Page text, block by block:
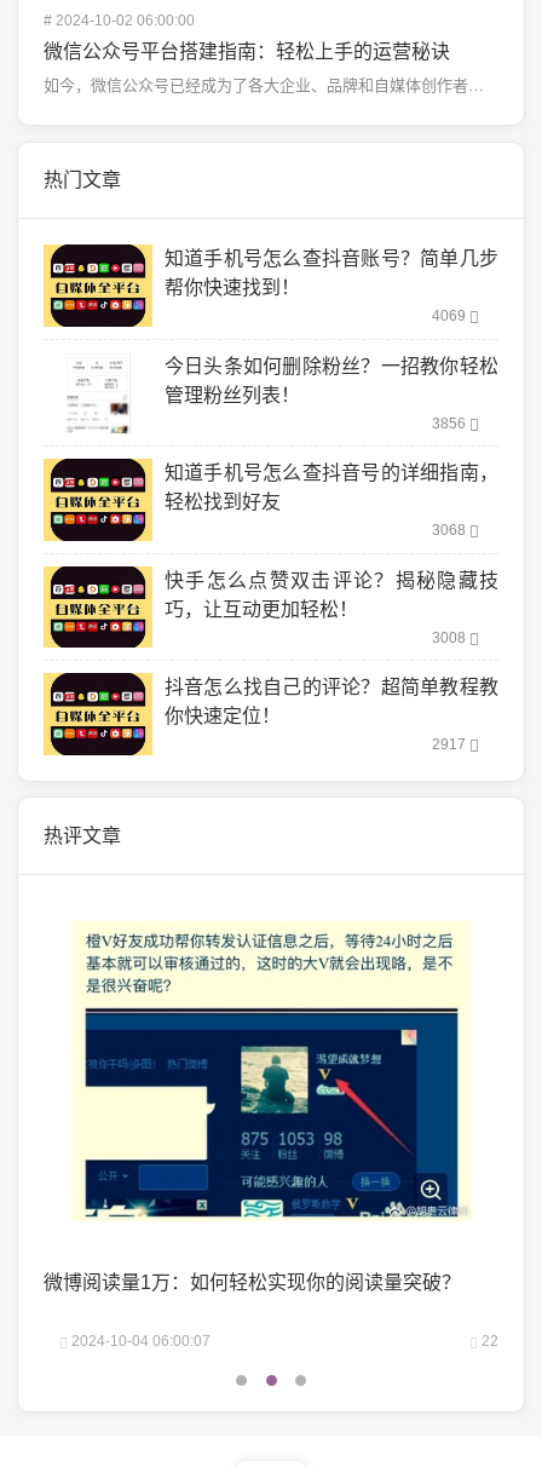
# 2024-10-02 06:00:00
微信公众号平台搭建指南：轻松上手的运营秘诀
如今，微信公众号已经成为了各大企业、品牌和自媒体创作者的重要推广渠道。微信拥有庞大的用户群体，微信公...
热门文章
知道手机号怎么查抖音账号？简单几步
帮你快速找到！
4069
今日头条如何删除粉丝？一招教你轻松
管理粉丝列表！
3856
知道手机号怎么查抖音号的详细指南，
轻松找到好友
3068
快手怎么点赞双击评论？揭秘隐藏技
巧，让互动更加轻松！
3008
抖音怎么找自己的评论？超简单教程教
你快速定位！
2917
热评文章
微博阅读量1万：如何轻松实现你的阅读量突破？
2024-10-04 06:00:07 22